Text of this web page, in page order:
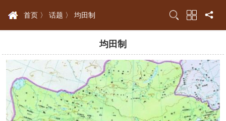
首页 〉 话题 〉 均田制
均田制